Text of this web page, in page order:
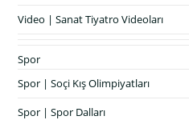
Video | Sanat Tiyatro Videoları
Spor
Spor | Soçi Kış Olimpiyatları
Spor | Spor Dalları